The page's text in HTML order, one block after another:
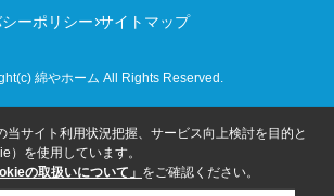
ーポリシー サイトマップ
綿やホーム All Rights Reserved.
当サイト利用状況把握、サービス向上検討を目的と
）を使用しています。
の取扱いについて」 をご確認ください。